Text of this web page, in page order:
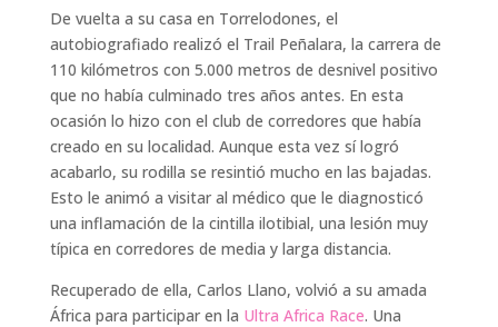
De vuelta a su casa en Torrelodones, el
autobiografiado realizó el Trail Peñalara, la carrera de
110 kilómetros con 5.000 metros de desnivel positivo
que no había culminado tres años antes. En esta
ocasión lo hizo con el club de corredores que había
creado en su localidad. Aunque esta vez sí logró
acabarlo, su rodilla se resintió mucho en las bajadas.
Esto le animó a visitar al médico que le diagnosticó
una inflamación de la cintilla ilotibial, una lesión muy
típica en corredores de media y larga distancia.
Recuperado de ella, Carlos Llano, volvió a su amada
África para participar en la Ultra Africa Race. Una